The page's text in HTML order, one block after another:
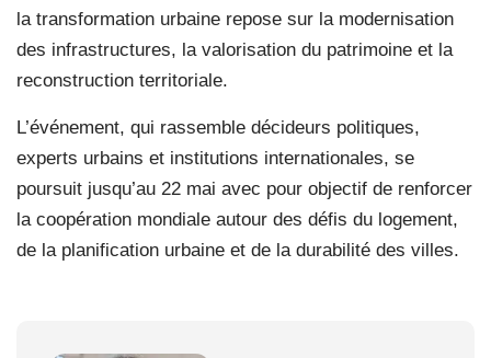
la transformation urbaine repose sur la modernisation
des infrastructures, la valorisation du patrimoine et la
reconstruction territoriale.
L’événement, qui rassemble décideurs politiques,
experts urbains et institutions internationales, se
poursuit jusqu’au 22 mai avec pour objectif de renforcer
la coopération mondiale autour des défis du logement,
de la planification urbaine et de la durabilité des villes.